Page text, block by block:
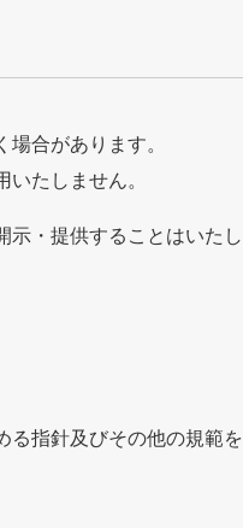
合があります。
たしません。
示・提供することはいたし
る指針及びその他の規範を